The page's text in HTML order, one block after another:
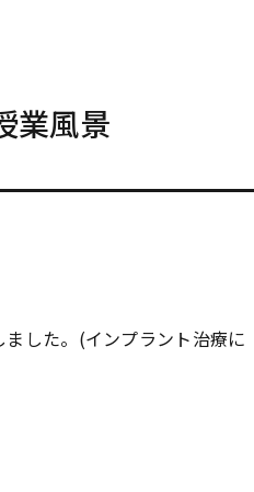
業風景
した。(インプラント治療に